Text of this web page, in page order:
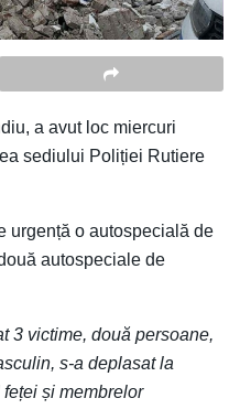
a avut loc miercuri
sediului Poliției Rutiere
urgență o autospecială de
autospeciale de
3 victime, două persoane,
s-a deplasat la
și membrelor